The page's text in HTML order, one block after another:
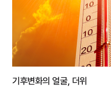
자세히 보기
기후변화의 얼굴, 더위